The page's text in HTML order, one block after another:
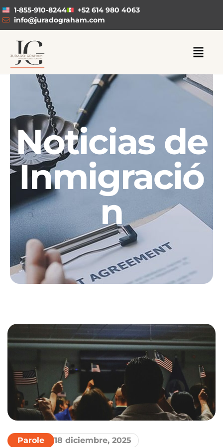
1-855-910-8244
+52 614 980 4063
info@juradograham.com
Noticias de
Inmigració
n
Parole 18 diciembre, 2025